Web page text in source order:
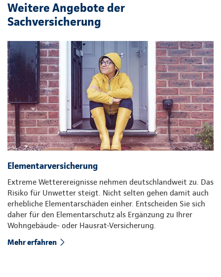
Weitere Angebote der
Sachversicherung
Elementarversicherung
Extreme Wetterereignisse nehmen deutschlandweit zu. Das
Risiko für Unwetter steigt. Nicht selten gehen damit auch
erhebliche Elementarschäden einher. Entscheiden Sie sich
daher für den Elementarschutz als Ergänzung zu Ihrer
Wohngebäude- oder Hausrat-Versicherung.
Mehr erfahren